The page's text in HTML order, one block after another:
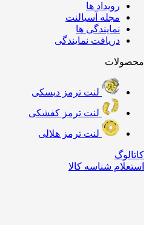
رویداد ها
مجله آسیالنت
نمایندگی ها
دریافت نمایندگی
محصولات
لنت ترمز دیسکی
لنت ترمز کفشکی
لنت ترمز هلالی
کاتالوگ
استعلام شناسه کالا